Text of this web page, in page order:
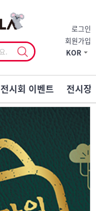
로그인
회원가입
KOR
전시회 이벤트 전시장